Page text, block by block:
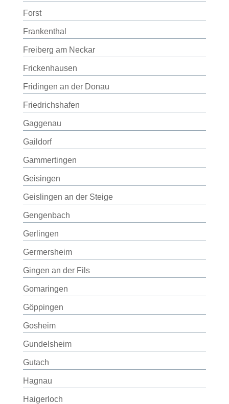
Forst
Frankenthal
Freiberg am Neckar
Frickenhausen
Fridingen an der Donau
Friedrichshafen
Gaggenau
Gaildorf
Gammertingen
Geisingen
Geislingen an der Steige
Gengenbach
Gerlingen
Germersheim
Gingen an der Fils
Gomaringen
Göppingen
Gosheim
Gundelsheim
Gutach
Hagnau
Haigerloch